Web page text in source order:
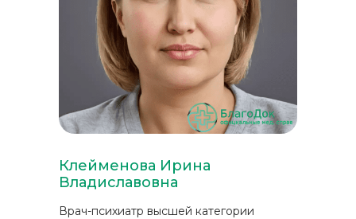
Клейменова Ирина
Владиславовна
Врач-психиатр высшей категории